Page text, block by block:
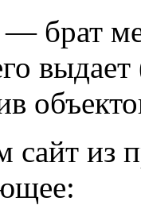
— брат
сайт из